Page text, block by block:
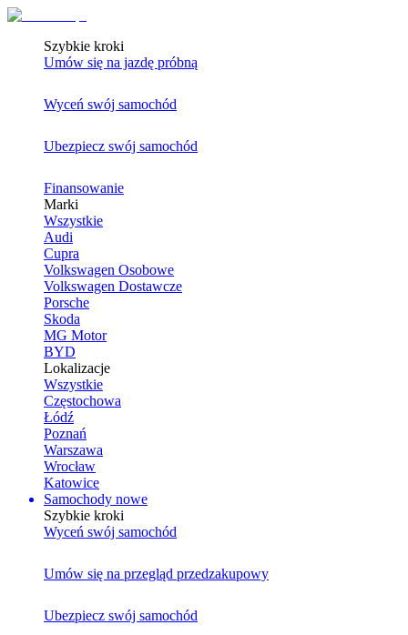
Szybkie kroki
Umów się na jazdę próbną
Wyceń swój samochód
Ubezpiecz swój samochód
Finansowanie
Marki
Wszystkie
Audi
Cupra
Volkswagen Osobowe
Volkswagen Dostawcze
Porsche
Skoda
MG Motor
BYD
Lokalizacje
Wszystkie
Częstochowa
Łódź
Poznań
Warszawa
Wrocław
Katowice
Samochody nowe
Szybkie kroki
Wyceń swój samochód
Umów się na przegląd przedzakupowy
Ubezpiecz swój samochód